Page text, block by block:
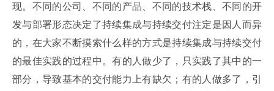
现。不同的公司、不同的产品、不同的技术栈、不同的开
发与部署形态决定了持续集成与持续交付注定是因人而异
的，在大家不断摸索什么样的方式是持续集成与持续交付
的最佳实践的过程中。有的人做少了，只实践了其中的一
部分，导致基本的交付能力上有缺欠；有的人做多了，引